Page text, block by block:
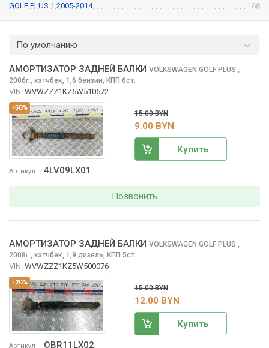
GOLF PLUS 1 2005-2014 168
По умолчанию
-50%
Артикул 4LV09LX01
АМОРТИЗАТОР ЗАДНЕЙ БАЛКИ VOLKSWAGEN GOLF PLUS ,
2006г., хэтчбек, 1,6 бензин, КПП 6ст.
VIN: WVWZZZ1KZ6W510572
15.00 BYN
9.00 BYN
Купить
Позвонить
-20%
Артикул OBR11LX02
АМОРТИЗАТОР ЗАДНЕЙ БАЛКИ VOLKSWAGEN GOLF PLUS ,
2008г., хэтчбек, 1,9 дизель, КПП 5ст.
VIN: WVWZZZ1KZ5W500076
15.00 BYN
12.00 BYN
Купить